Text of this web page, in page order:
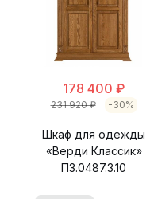
178 400 ₽
231 920 ₽ -30%
Шкаф для одежды
«Верди Классик»
П3.0487.3.10